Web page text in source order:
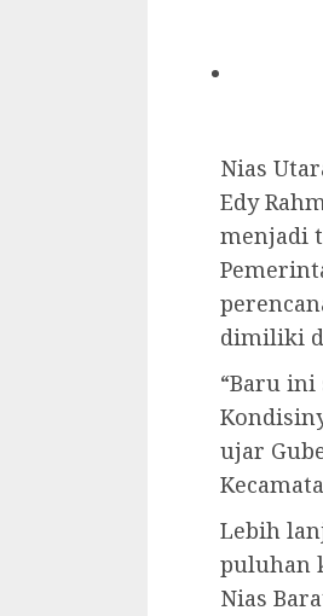
Nias
Edy
menjadi
dimiliki
“Baru ini
ujar
Lebih
puluhan
Nias